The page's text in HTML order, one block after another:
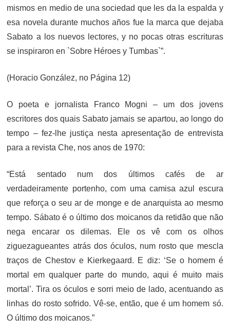
mismos en medio de una sociedad que les da la espalda y
esa novela durante muchos años fue la marca que dejaba
Sabato a los nuevos lectores, y no pocas otras escrituras
se inspiraron en `Sobre Héroes y Tumbas`”.
(Horacio González, no Página 12)
O poeta e jornalista Franco Mogni – um dos jovens
escritores dos quais Sabato jamais se apartou, ao longo do
tempo – fez-lhe justiça nesta apresentação de entrevista
para a revista Che, nos anos de 1970:
“Está sentado num dos últimos cafés de ar
verdadeiramente portenho, com uma camisa azul escura
que reforça o seu ar de monge e de anarquista ao mesmo
tempo. Sábato é o último dos moicanos da retidão que não
nega encarar os dilemas. Ele os vê com os olhos
ziguezagueantes atrás dos óculos, num rosto que mescla
traços de Chestov e Kierkegaard. E diz: ‘Se o homem é
mortal em qualquer parte do mundo, aqui é muito mais
mortal’. Tira os óculos e sorri meio de lado, acentuando as
linhas do rosto sofrido. Vê-se, então, que é um homem só.
O último dos moicanos.”